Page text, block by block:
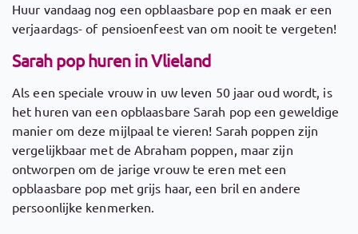
Huur vandaag nog een opblaasbare pop en maak er een
verjaardags- of pensioenfeest van om nooit te vergeten!
Sarah pop huren in Vlieland
Als een speciale vrouw in uw leven 50 jaar oud wordt, is
het huren van een opblaasbare Sarah pop een geweldige
manier om deze mijlpaal te vieren! Sarah poppen zijn
vergelijkbaar met de Abraham poppen, maar zijn
ontworpen om de jarige vrouw te eren met een
opblaasbare pop met grijs haar, een bril en andere
persoonlijke kenmerken.